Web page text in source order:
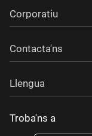
Corporatiu
Contacta'ns
Llengua
Troba'ns a